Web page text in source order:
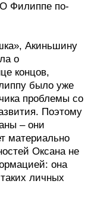
Филиппе по-
Акиньшину
о
концов,
было уже
проблемы со
Поэтому
– они
материально
Оксана не
она
личных